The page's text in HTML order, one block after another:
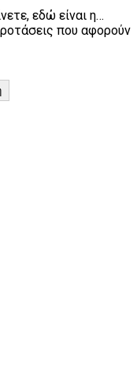
εδώ είναι η…
που αφορούν